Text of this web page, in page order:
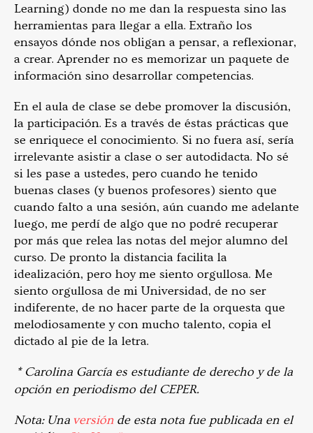
Learning) donde no me dan la respuesta sino las
herramientas para llegar a ella. Extraño los
ensayos dónde nos obligan a pensar, a reflexionar,
a crear. Aprender no es memorizar un paquete de
información sino desarrollar competencias.
En el aula de clase se debe promover la discusión,
la participación. Es a través de éstas prácticas que
se enriquece el conocimiento. Si no fuera así, sería
irrelevante asistir a clase o ser autodidacta. No sé
si les pase a ustedes, pero cuando he tenido
buenas clases (y buenos profesores) siento que
cuando falto a una sesión, aún cuando me adelante
luego, me perdí de algo que no podré recuperar
por más que relea las notas del mejor alumno del
curso. De pronto la distancia facilita la
idealización, pero hoy me siento orgullosa. Me
siento orgullosa de mi Universidad, de no ser
indiferente, de no hacer parte de la orquesta que
melodiosamente y con mucho talento, copia el
dictado al pie de la letra.
* Carolina García es estudiante de derecho y de la
opción en periodismo del CEPER.
Nota: Una versión de esta nota fue publicada en el